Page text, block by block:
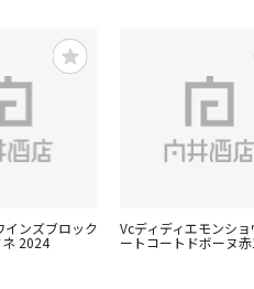
ンズブロック
2024
Vcディディエモンシ
ートコートドボーヌ